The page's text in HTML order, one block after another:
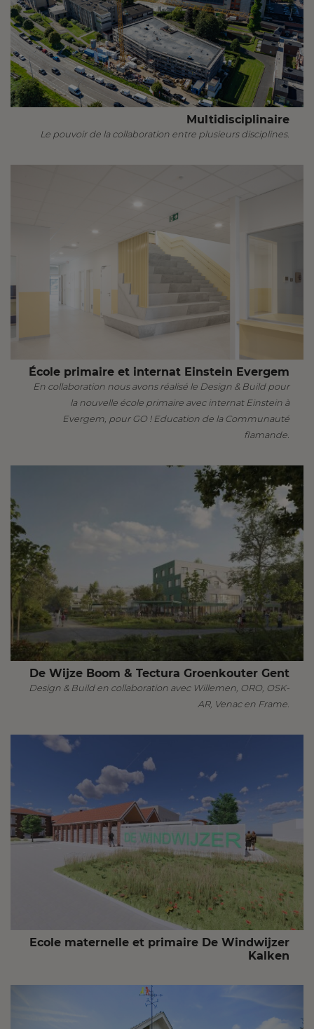
Multidisciplinaire
Le pouvoir de la collaboration entre plusieurs disciplines.
École primaire et internat Einstein Evergem
En collaboration nous avons réalisé le Design & Build pour
la nouvelle école primaire avec internat Einstein à
Evergem, pour GO ! Education de la Communauté
flamande.
De Wijze Boom & Tectura Groenkouter Gent
Design & Build en collaboration avec Willemen, ORO, OSK-
AR, Venac en Frame.
Ecole maternelle et primaire De Windwijzer
Kalken